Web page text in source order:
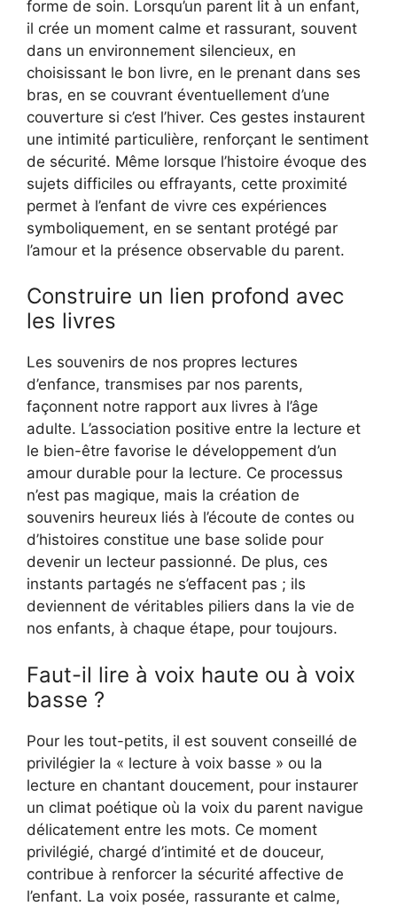
forme de soin. Lorsqu’un parent lit à un enfant,
il crée un moment calme et rassurant, souvent
dans un environnement silencieux, en
choisissant le bon livre, en le prenant dans ses
bras, en se couvrant éventuellement d’une
couverture si c’est l’hiver. Ces gestes instaurent
une intimité particulière, renforçant le sentiment
de sécurité. Même lorsque l’histoire évoque des
sujets difficiles ou effrayants, cette proximité
permet à l’enfant de vivre ces expériences
symboliquement, en se sentant protégé par
l’amour et la présence observable du parent.
Construire un lien profond avec
les livres
Les souvenirs de nos propres lectures
d’enfance, transmises par nos parents,
façonnent notre rapport aux livres à l’âge
adulte. L’association positive entre la lecture et
le bien-être favorise le développement d’un
amour durable pour la lecture. Ce processus
n’est pas magique, mais la création de
souvenirs heureux liés à l’écoute de contes ou
d’histoires constitue une base solide pour
devenir un lecteur passionné. De plus, ces
instants partagés ne s’effacent pas ; ils
deviennent de véritables piliers dans la vie de
nos enfants, à chaque étape, pour toujours.
Faut-il lire à voix haute ou à voix
basse ?
Pour les tout-petits, il est souvent conseillé de
privilégier la « lecture à voix basse » ou la
lecture en chantant doucement, pour instaurer
un climat poétique où la voix du parent navigue
délicatement entre les mots. Ce moment
privilégié, chargé d’intimité et de douceur,
contribue à renforcer la sécurité affective de
l’enfant. La voix posée, rassurante et calme,